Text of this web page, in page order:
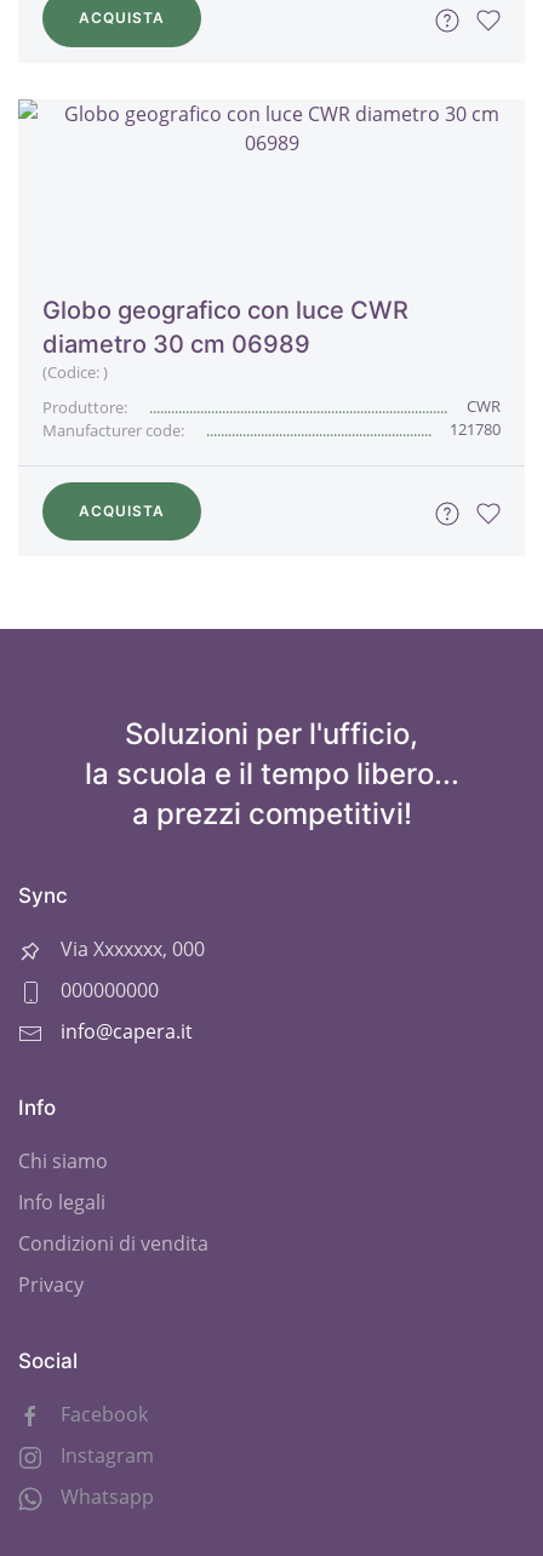
ACQUISTA
Globo geografico con luce CWR
diametro 30 cm 06989
(Codice:)
Produttore:
CWR
Manufacturer code:
121780
ACQUISTA
Soluzioni per l'ufficio,
la scuola e il tempo libero...
a prezzi competitivi!
Sync
Via Xxxxxxx, 000
000000000
info@capera.it
Info
Chi siamo
Info legali
Condizioni di vendita
Privacy
Social
Facebook
Instagram
Whatsapp